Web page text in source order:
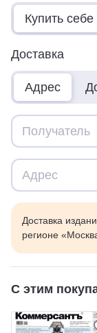
Купить себе
Доставка
Адрес
Доставка
регионе
С этим